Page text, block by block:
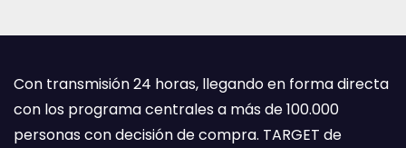
Con transmisión 24 horas, llegando en forma directa
con los programa centrales a más de 100.000
personas con decisión de compra. TARGET de